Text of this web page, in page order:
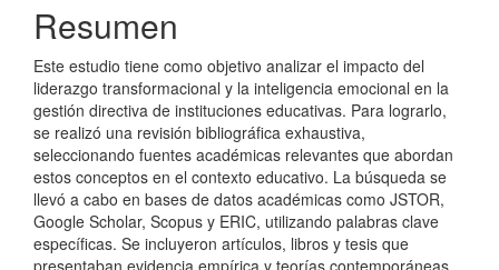
artículo
Resumen
Este estudio tiene como objetivo analizar el impacto del
liderazgo transformacional y la inteligencia emocional en la
gestión directiva de instituciones educativas. Para lograrlo,
se realizó una revisión bibliográfica exhaustiva,
seleccionando fuentes académicas relevantes que abordan
estos conceptos en el contexto educativo. La búsqueda se
llevó a cabo en bases de datos académicas como JSTOR,
Google Scholar, Scopus y ERIC, utilizando palabras clave
específicas. Se incluyeron artículos, libros y tesis que